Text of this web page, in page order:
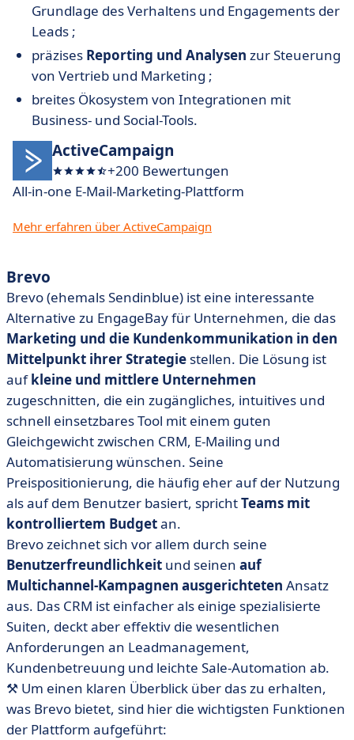
Grundlage des Verhaltens und Engagements der
Leads ;
präzises Reporting und Analysen zur Steuerung
von Vertrieb und Marketing ;
breites Ökosystem von Integrationen mit
Business- und Social-Tools.
ActiveCampaign
+200 Bewertungen
All-in-one E-Mail-Marketing-Plattform
Mehr erfahren über ActiveCampaign
Brevo
Brevo (ehemals Sendinblue) ist eine interessante
Alternative zu EngageBay für Unternehmen, die das
Marketing und die Kundenkommunikation in den
Mittelpunkt ihrer Strategie stellen. Die Lösung ist
aufkleine und mittlere Unternehmen
zugeschnitten, die ein zugängliches, intuitives und
schnell einsetzbares Tool mit einem guten
Gleichgewicht zwischen CRM, E-Mailing und
Automatisierung wünschen. Seine
Preispositionierung, die häufig eher auf der Nutzung
als auf dem Benutzer basiert, sprichtTeams mit
kontrolliertem Budgetan.
Brevo zeichnet sich vor allem durch seine
Benutzerfreundlichkeit und seinen auf
Multichannel-Kampagnen ausgerichteten Ansatz
aus. Das CRM ist einfacher als einige spezialisierte
Suiten, deckt aber effektiv die wesentlichen
Anforderungen an Leadmanagement,
Kundenbetreuung und leichte Sale-Automation ab.
⚒️ Um einen klaren Überblick über das zu erhalten,
was Brevo bietet, sind hier die wichtigsten Funktionen
der Plattform aufgeführt: